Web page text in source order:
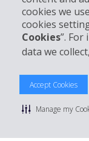
cookies we
cookies
Cookies”.
data we
Accept Cookies
Manage my
Réserver avec Hertz
© 2026
Politique de
Conditions de